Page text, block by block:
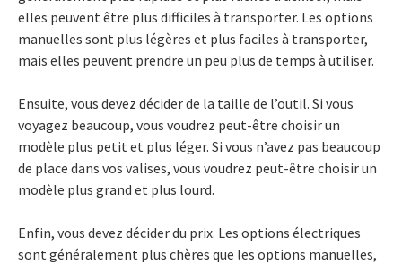
elles peuvent être plus difficiles à transporter. Les options
manuelles sont plus légères et plus faciles à transporter,
mais elles peuvent prendre un peu plus de temps à utiliser.
Ensuite, vous devez décider de la taille de l’outil. Si vous
voyagez beaucoup, vous voudrez peut-être choisir un
modèle plus petit et plus léger. Si vous n’avez pas beaucoup
de place dans vos valises, vous voudrez peut-être choisir un
modèle plus grand et plus lourd.
Enfin, vous devez décider du prix. Les options électriques
sont généralement plus chères que les options manuelles,